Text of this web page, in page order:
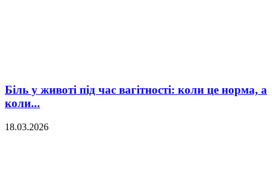
Біль у животі під час вагітності: коли це норма, а
коли...
18.03.2026